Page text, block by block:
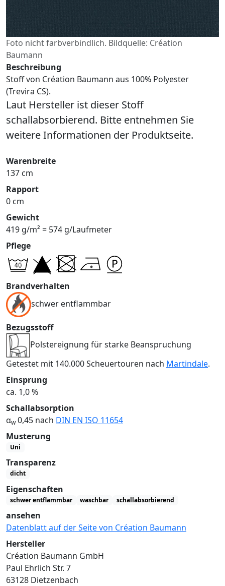
Foto nicht farbverbindlich. Bildquelle: Création
Baumann
Beschreibung
Stoff von Création Baumann aus 100% Polyester
(Trevira CS).
Laut Hersteller ist dieser Stoff
schallabsorbierend. Bitte entnehmen Sie
weitere Informationen der Produktseite.
Warenbreite
137 cm
Rapport
0 cm
Gewicht
419 g/m² = 574 g/Laufmeter
Pflege
Brandverhalten
schwer entflammbar
Bezugsstoff
Polstereignung für starke Beanspruchung
Getestet mit 140.000 Scheuertouren nach Martindale.
Einsprung
ca. 1,0 %
Schallabsorption
αw0,45 nach DIN EN ISO 11654
Musterung
Uni
Transparenz
dicht
Eigenschaften
schwer entflammbar waschbar schallabsorbierend
ansehen
Datenblatt auf der Seite von Création Baumann
Hersteller
Création Baumann GmbH
Paul Ehrlich Str. 7
63128 Dietzenbach